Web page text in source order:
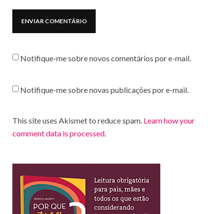
Notifique-me sobre novos comentários por e-mail.
Notifique-me sobre novas publicações por e-mail.
This site uses Akismet to reduce spam. Learn how your
comment data is processed.